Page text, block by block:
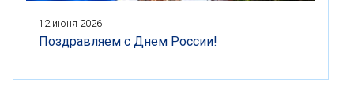
12 июня 2026
Поздравляем с Днем России!